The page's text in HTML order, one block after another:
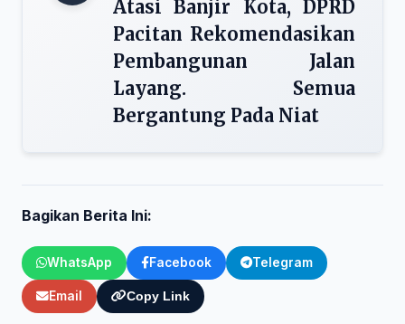
Atasi Banjir Kota, DPRD
Pacitan Rekomendasikan
Pembangunan Jalan
Layang. Semua
Bergantung Pada Niat
Bagikan Berita Ini:
WhatsApp Facebook Telegram
Email Copy Link